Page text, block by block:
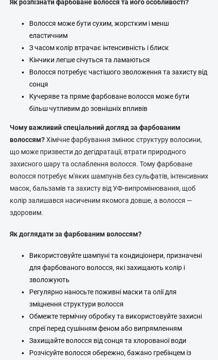
т
к
е
у
в
н
я
п
с
к
о
і
Як розпізнати фарбоване волосся та його особливості?
Волосся може бути сухим, жорстким і менш
еластичним
З часом колір втрачає інтенсивність і блиск
Кінчики легше січуться та ламаються
Волосся потребує частішого зволоження та захисту від
сонця
Кучеряве та пряме фарбоване волосся може бути
більш чутливим до зовнішніх впливів
Чому важливий спеціальний догляд за фарбованим
волоссям?Хімічне фарбування змінює структуру волосини,
що може призвести до дегідратації, втрати природного
захисного шару та ослаблення волосся. Тому фарбоване
волосся потребує м'яких шампунів без сульфатів, інтенсивних
масок, бальзамів та захисту від УФ-випромінювання, щоб
колір залишався насиченим якомога довше, а волосся —
здоровим.
Як доглядати за фарбованим волоссям?
Використовуйте шампуні та кондиціонери, призначені
для фарбованого волосся, які захищають колір і
зволожують
Регулярно наносьте поживні маски та олії для
зміцнення структури волосся
Обмежте термічну обробку та використовуйте захисні
спреї перед сушінням феном або випрямленням
Захищайте волосся від сонця та хлорованої води
Розчісуйте волосся обережно, бажано гребінцем із